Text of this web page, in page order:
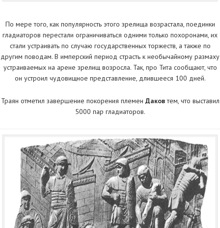
По мере того, как популярность этого зрелища возрастала, поединки
гладиаторов перестали ограничиваться одними только похоронами, их
стали устраивать по случаю государственных торжеств, а также по
другим поводам. В имперский период страсть к необычайному размаху
устраиваемых на арене зрелищ возросла. Так, про Тита сообщают, что
он устроил чудовищное представление, длившееся 100 дней.
Траян отметил завершение покорения племен Даковтем, что выставил
5000 пар гладиаторов.